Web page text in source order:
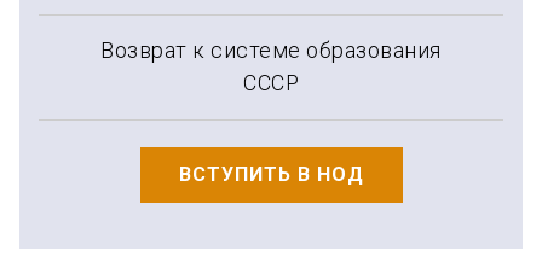
Возврат к системе образования
СССР
ВСТУПИТЬ В НОД